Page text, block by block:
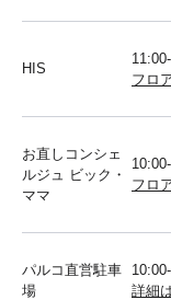
HIS
フロ
お直しコンシェ
ルジュ ビック・
ママ
フロ
パルコ直営駐車
場
詳細